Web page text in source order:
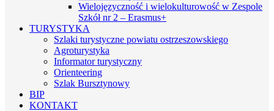
Wielojęzyczność i wielokulturowość w Zespole
Szkół nr 2 – Erasmus+
TURYSTYKA
Szlaki turystyczne powiatu ostrzeszowskiego
Agroturystyka
Informator turystyczny
Orienteering
Szlak Bursztynowy
BIP
KONTAKT